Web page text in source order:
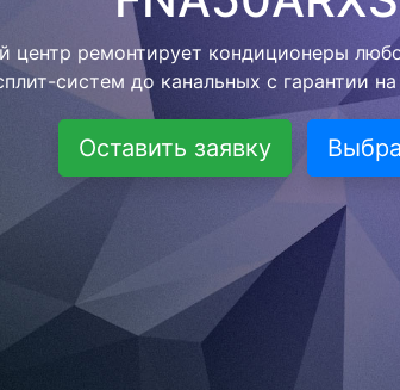
стоимостью на ремонт
ремонта специалист привезет
кондиционер.
Оставить заявку